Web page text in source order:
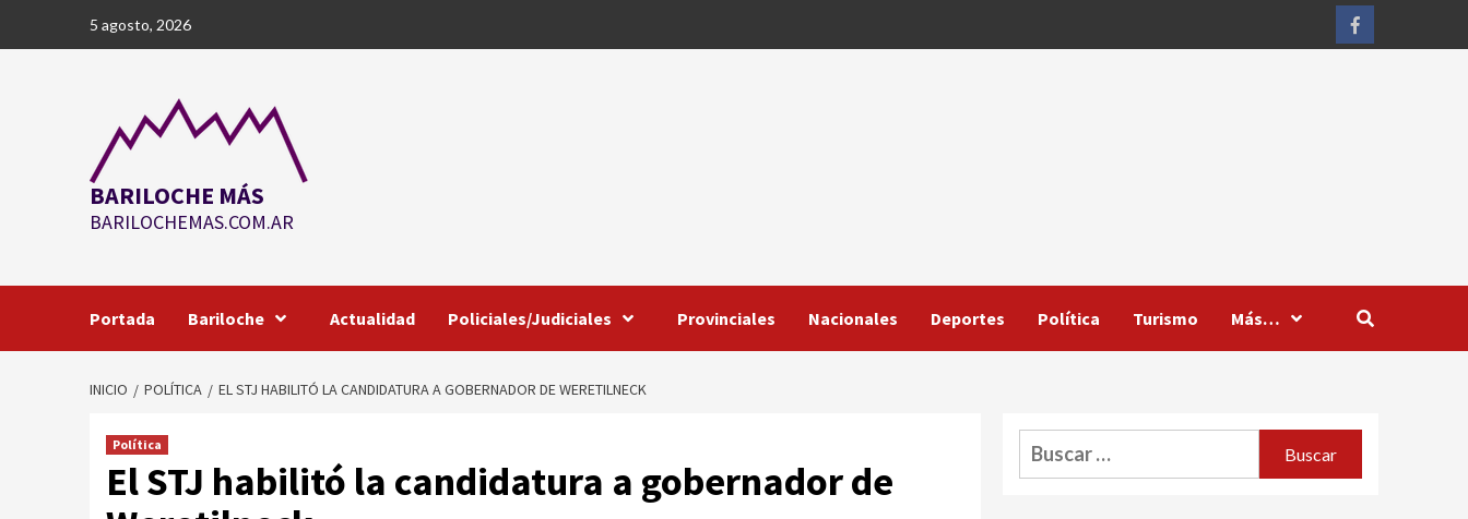
5 agosto, 2026
Facebook
BARILOCHE MÁS
BARILOCHEMAS.COM.AR
Portada Bariloche Actualidad Policiales/Judiciales Provinciales Nacionales Deportes Política Turismo Más…
INICIO POLÍTICA EL STJ HABILITÓ LA CANDIDATURA A GOBERNADOR DE WERETILNECK
Política
El STJ habilitó la candidatura a gobernador de
Buscar: